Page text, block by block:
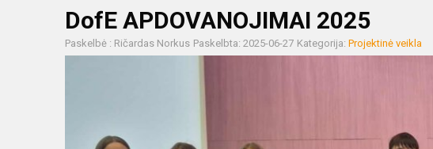
DofE APDOVANOJIMAI 2025
Paskelbė : Ričardas Norkus Paskelbta: 2025-06-27 Kategorija: Projektinė veikla